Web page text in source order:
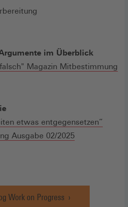
im Überblick
Magazin Mitbestimmung
etwas entgegensetzen”
Ausgabe 02/2025
Work on Progress